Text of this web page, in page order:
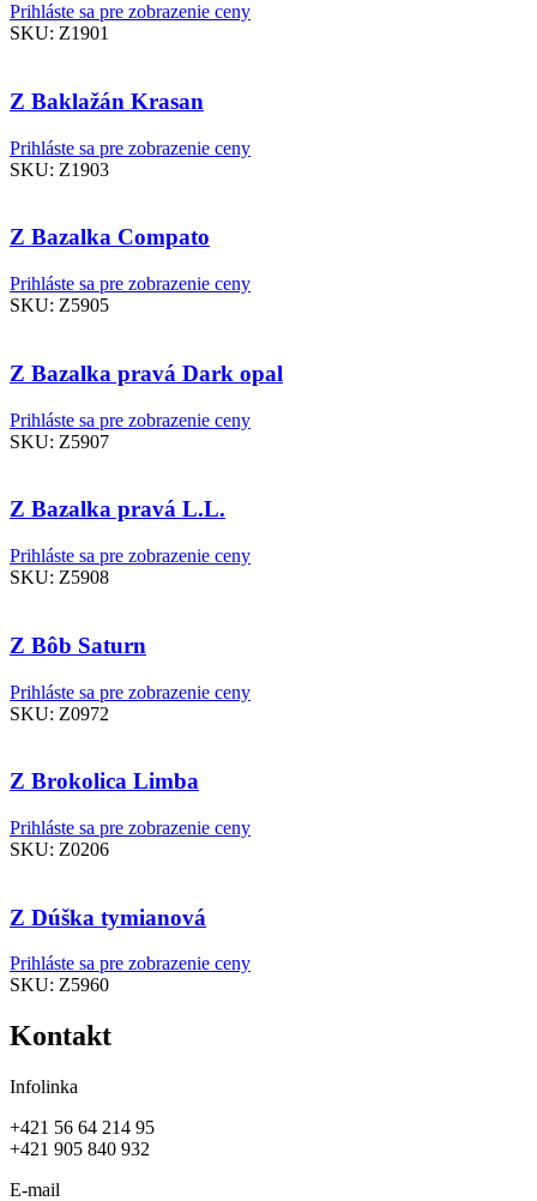
Prihláste sa pre zobrazenie ceny
SKU: Z1901
Z Baklažán Krasan
Prihláste sa pre zobrazenie ceny
SKU: Z1903
Z Bazalka Compato
Prihláste sa pre zobrazenie ceny
SKU: Z5905
Z Bazalka pravá Dark opal
Prihláste sa pre zobrazenie ceny
SKU: Z5907
Z Bazalka pravá L.L.
Prihláste sa pre zobrazenie ceny
SKU: Z5908
Z Bôb Saturn
Prihláste sa pre zobrazenie ceny
SKU: Z0972
Z Brokolica Limba
Prihláste sa pre zobrazenie ceny
SKU: Z0206
Z Dúška tymianová
Prihláste sa pre zobrazenie ceny
SKU: Z5960
Kontakt
Infolinka
+421 56 64 214 95
+421 905 840 932
E-mail